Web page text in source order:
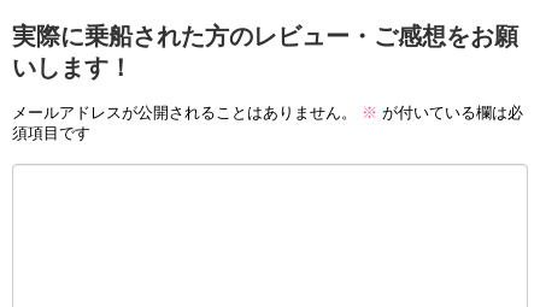
実際に乗船された方のレビュー・ご感想をお願
いします！
メールアドレスが公開されることはありません。 ※ が付いている欄は必
須項目です